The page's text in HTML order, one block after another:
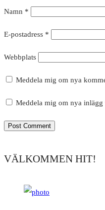
Namn *
E-postadress *
Webbplats
Meddela mig om nya
Meddela mig om nya inlägg
VÄLKOMMEN HIT!